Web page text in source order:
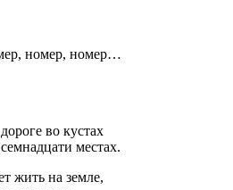
номер, номер…
во кустах
местах.
жить на земле,